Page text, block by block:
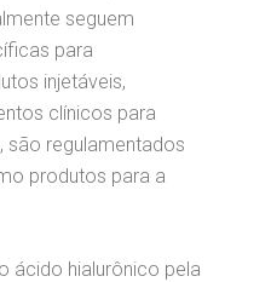
seguem
para
injetáveis,
clínicos para
são regulamentados
produtos para a
ácido hialurônico pela